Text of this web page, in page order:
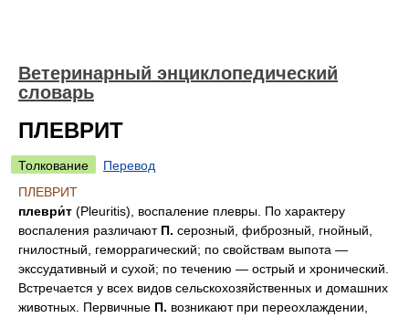
Ветеринарный энциклопедический
словарь
ПЛЕВРИТ
Толкование
Перевод
ПЛЕВРИТ
плеври́т (Pleuritis), воспаление плевры. По характеру
воспаления различают П. серозный, фиброзный, гнойный,
гнилостный, геморрагический; по свойствам выпота —
экссудативный и сухой; по течению — острый и хронический.
Встречается у всех видов сельскохозяйственных и домашних
животных. Первичные П. возникают при переохлаждении,